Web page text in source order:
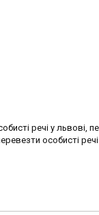
речі у
особисті